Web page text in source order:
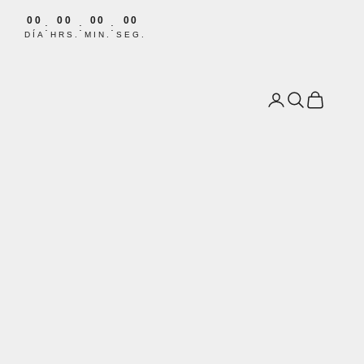
00
DÍA
: 00
HRS.
: 00
MIN.
: 00
SEG.
Iniciar sesión
Buscar
Carrito